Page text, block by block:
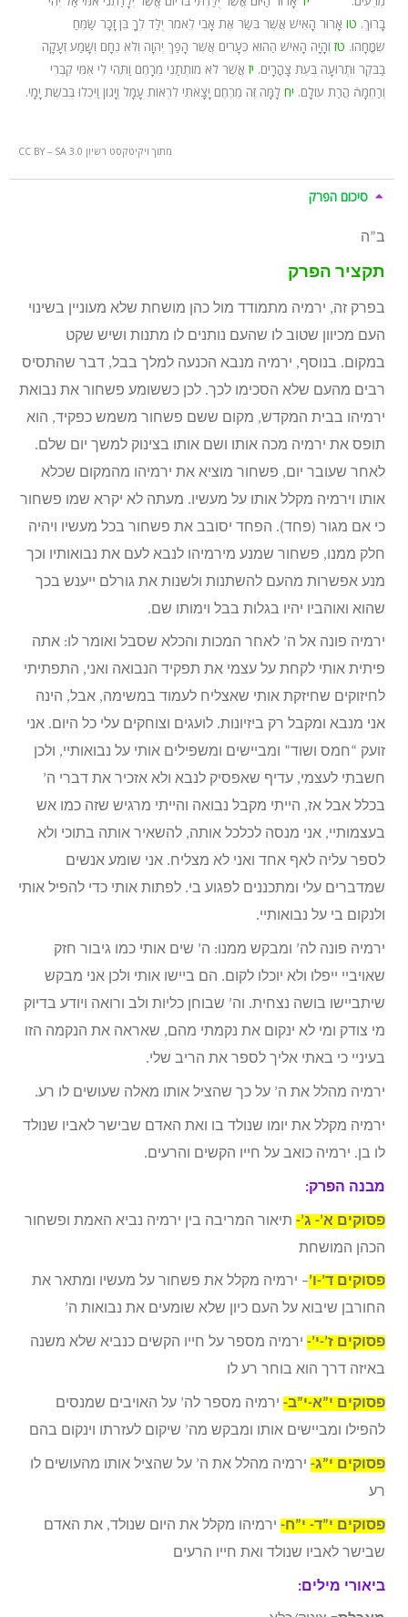
בָרוּךְ. טו אָרוּר הָאִישׁ אֲשֶׁר בִּשַּׂר אֶת אָבִי לֵאמֹר יֻלַּד לְךָ בֵּן זָכָר שַׂמֵּחַ
שִׂמֳּחָהוּ. טז וְהָיָה הָאִישׁ הַהוּא כֶּעָרִים אֲשֶׁר הָפַךְ יְהוָה וְלֹא נִחָם וְשָׁמַע זְעָקָה
בַּבֹּקֶר וּתְרוּעָה בְּעֵת צָהֳרָיִם. יז אֲשֶׁר לֹא מוֹתְתַנִי מֵרָחֶם וַתְּהִי לִי אִמִּי קִבְרִי
וְרַחְמָהֿ הֲרַת עוֹלָם. יח לָמָּה זֶּה מֵרֶחֶם יָצָאתִי לִרְאוֹת עָמָל וְיָגוֹן וַיִּכְלוּ בְּבֹשֶׁת יָמָי.
מתוך ויקיטקסט רשיון CC BY – SA 3.0
סיכום הפרק
ב”ה
תקציר הפרק
בפרק זה, ירמיה מתמודד מול כהן מושחת שלא מעוניין בשינוי
העם מכיוון שטוב לו שהעם נותנים לו מתנות ושיש שקט
במקום. בנוסף, ירמיה מנבא הכנעה למלך בבל, דבר שהתסיס
רבים מהעם שלא הסכימו לכך. לכן כששומע פשחור את נבואת
ירמיהו בבית המקדש, מקום ששם פשחור משמש כפקיד, הוא
תופס את ירמיה מכה אותו ושם אותו בצינוק למשך יום שלם.
לאחר שעובר יום, פשחור מוציא את ירמיהו מהמקום שכלא
אותו וירמיה מקלל אותו על מעשיו. מעתה לא יקרא שמו פשחור
כי אם מגור (פחד). הפחד יסובב את פשחור בכל מעשיו ויהיה
חלק ממנו, פשחור שמנע מירמיהו לנבא לעם את נבואותיו וכך
מנע אפשרות מהעם להשתנות ולשנות את גורלם ייענש בכך
שהוא ואוהביו יהיו בגלות בבל וימותו שם.
ירמיה פונה אל ה’ לאחר המכות והכלא שסבל ואומר לו: אתה
פיתית אותי לקחת על עצמי את תפקיד הנבואה ואני, התפתיתי
לחיזוקים שחיזקת אותי שאצליח לעמוד במשימה, אבל, הינה
אני מנבא ומקבל רק ביזיונות. לועגים וצוחקים עלי כל היום. אני
זועק “חמס ושוד” ומביישים ומשפילים אותי על נבואותיי, ולכן
חשבתי לעצמי, עדיף שאפסיק לנבא ולא אזכיר את דברי ה’
בכלל אבל אז, הייתי מקבל נבואה והייתי מרגיש שזה כמו אש
בעצמותיי, אני מנסה לכלכל אותה, להשאיר אותה בתוכי ולא
לספר עליה לאף אחד ואני לא מצליח. אני שומע אנשים
שמדברים עלי ומתכננים לפגוע בי. לפתות אותי כדי להפיל אותי
ולנקום בי על נבואותיי.
ירמיה פונה לה’ ומבקש ממנו: ה’ שים אותי כמו גיבור חזק
שאויביי ייפלו ולא יוכלו לקום. הם ביישו אותי ולכן אני מבקש
שיתביישו בושה נצחית. וה’ שבוחן כליות ולב ורואה ויודע בדיוק
מי צודק ומי לא ינקום את נקמתי מהם, שאראה את הנקמה הזו
בעיניי כי באתי אליך לספר את הריב שלי.
ירמיה מהלל את ה’ על כך שהציל אותו מאלה שעושים לו רע.
ירמיה מקלל את יומו שנולד בו ואת האדם שבישר לאביו שנולד
לו בן. ירמיה כואב על חייו הקשים והרעים.
מבנה הפרק:
פסוקים א’- ג’- תיאור המריבה בין ירמיה נביא האמת ופשחור
הכהן המושחת
פסוקים ד’-ו’– ירמיה מקלל את פשחור על מעשיו ומתאר את
החורבן שיבוא על העם כיון שלא שומעים את נבואות ה’
פסוקים ז’-י’- ירמיה מספר על חייו הקשים כנביא שלא משנה
באיזה דרך הוא בוחר רע לו
פסוקים י”א-י”ב- ירמיה מספר לה’ על האויבים שמנסים
להפילו ומביישים אותו ומבקש מה’ שיקום לעזרתו וינקום בהם
פסוקים י”ג- ירמיה מהלל את ה’ על שהציל אותו מהעושים לו
רע
פסוקים י”ד- י”ח- ירמיהו מקלל את היום שנולד, את האדם
שבישר לאביו שנולד ואת חייו הרעים
ביאורי מילים: